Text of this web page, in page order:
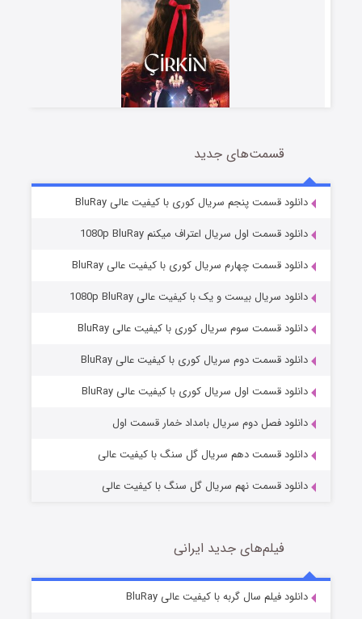
سریال زشت
قسمت2 (زیرنویس) منتشر شد
مردگان متحرک: شهر مرده ۳
قسمت2 (زیرنویس) منتشر شد
قسمت7 (زیرنویس) منتشر شد
قسمت‌های جدید
دانلود قسمت پنجم سریال کوری با کیفیت عالی BluRay
دانلود قسمت اول سریال اعتراف میکنم 1080p BluRay
دانلود قسمت چهارم سریال کوری با کیفیت عالی BluRay
دانلود سریال بیست و یک با کیفیت عالی 1080p BluRay
دانلود قسمت سوم سریال کوری با کیفیت عالی BluRay
دانلود قسمت دوم سریال کوری با کیفیت عالی BluRay
دانلود قسمت اول سریال کوری با کیفیت عالی BluRay
دانلود فصل دوم سریال بامداد خمار قسمت اول
دانلود قسمت دهم سریال گل سنگ با کیفیت عالی
دانلود قسمت نهم سریال گل سنگ با کیفیت عالی
فیلم‌های جدید ایرانی
دانلود فیلم سال گربه با کیفیت عالی BluRay